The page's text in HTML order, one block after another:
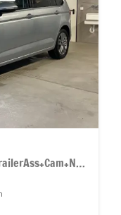
Comfortline 150PS 7Si+IQ.Light+TrailerAss+Cam+Navi+Kamera+Alarm+Kessy+App-Connect